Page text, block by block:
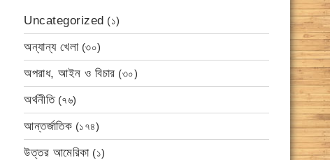
Uncategorized (১)
অন্যান্য খেলা(৩০)
অপরাধ, আইন ও বিচার (৩০)
অর্থনীতি(৭৬)
আন্তর্জাতিক (১৭৪)
উত্তর আমেরিকা(১)